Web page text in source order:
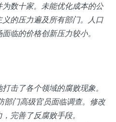
数十家。未能优化成本的公
的压力遍及所有部门。人口
临的价格创新压力较小。
击了各个领域的腐败现象。
部门高级官员面临调查。修改
完善了反腐败手段。